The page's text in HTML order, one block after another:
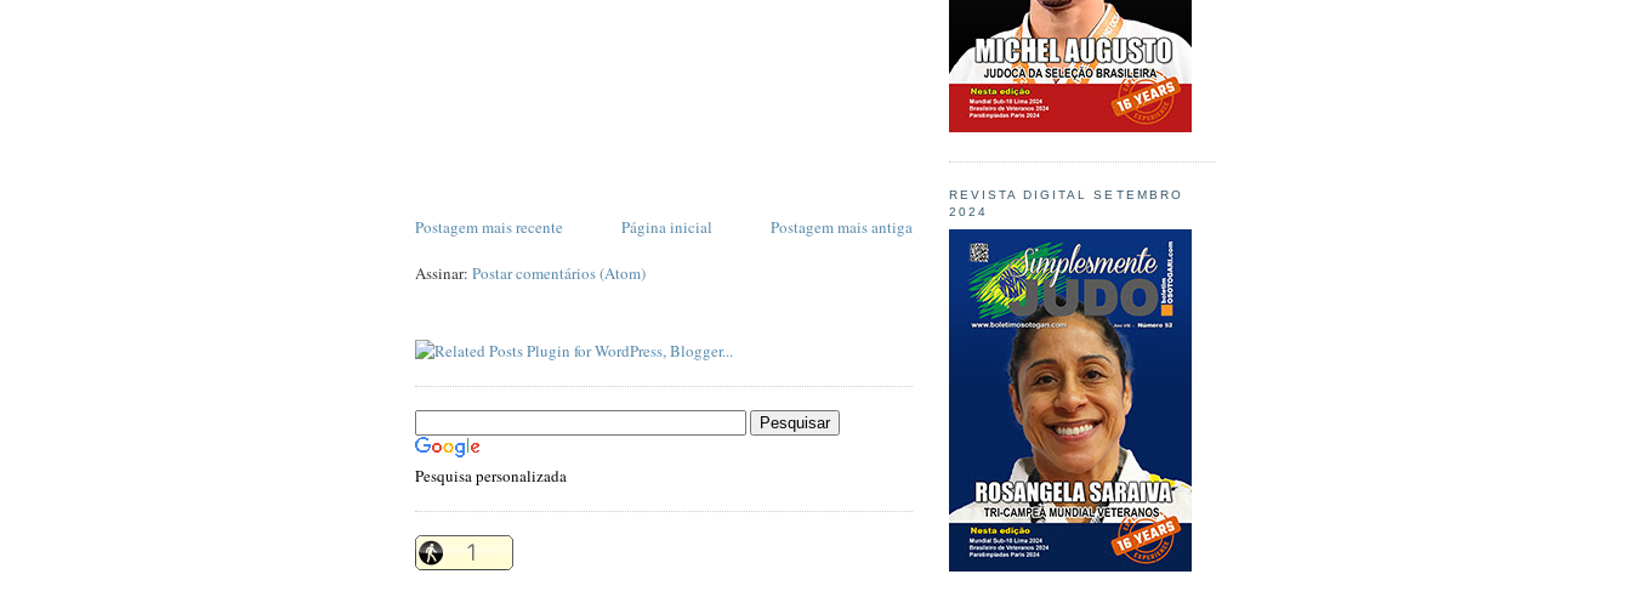
Postagem mais recente Postagem mais antiga
Página inicial
Assinar: Postar comentários (Atom)
Pesquisa personalizada
REVISTA DIGITAL SETEMBRO
2024